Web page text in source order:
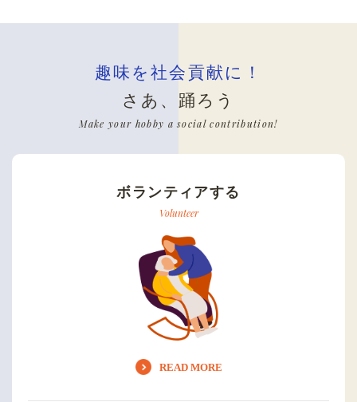
趣味を社会貢献に！
さあ、踊ろう
Make your hobby a social contribution!
ボランティアする
Volunteer
READ MORE